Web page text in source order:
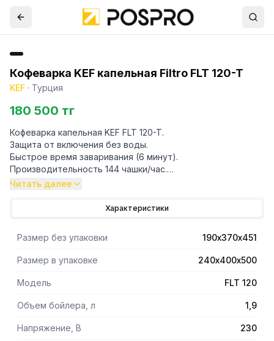
Кофеварка KEF капельная Filtro FLT 120-T
KEF · Турция
180 500 тг
Кофеварка капельная KEF FLT 120-T.
Защита от включения без воды.
Быстрое время заваривания (6 минут).
Производительность 144 чашки/час.
Емкость термоса 1,9 л.
Электрическая мощность 2,2 кВт
Читать далее
Характеристики
Размер без упаковки 190х370х451
Размер в упаковке 240х400х500
Модель FLT 120
Объем бойлера, л 1,9
Напряжение, В 230